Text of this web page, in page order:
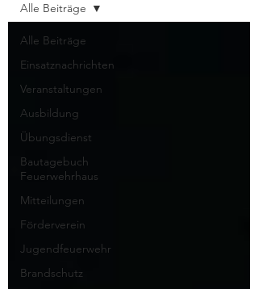
Alle Beiträge
Einsatznachrichten
Veranstaltungen
Ausbildung
Übungsdienst
Bautagebuch
Feuerwehrhaus
Mitteilungen
Förderverein
Jugendfeuerwehr
Brandschutz
Alle Beiträge